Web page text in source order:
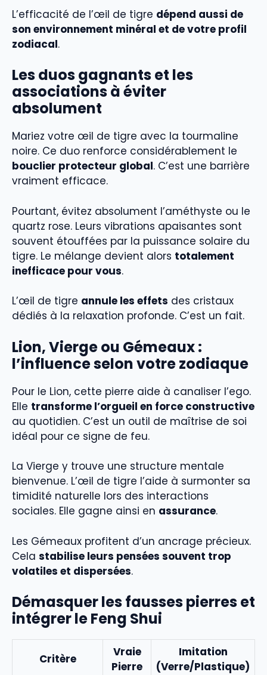
L’efficacité de l’œil de tigre dépend aussi de
son environnement minéral et de votre profil
zodiacal.
Les duos gagnants et les
associations à éviter
absolument
Mariez votre œil de tigre avec la tourmaline
noire. Ce duo renforce considérablement le
bouclier protecteur global. C’est une barrière
vraiment efficace.
Pourtant, évitez absolument l’améthyste ou le
quartz rose. Leurs vibrations apaisantes sont
souvent étouffées par la puissance solaire du
tigre. Le mélange devient alors totalement
inefficace pour vous.
L’œil de tigre annule les effets des cristaux
dédiés à la relaxation profonde. C’est un fait.
Lion, Vierge ou Gémeaux :
l’influence selon votre zodiaque
Pour le Lion, cette pierre aide à canaliser l’ego.
Elle transforme l’orgueil en force constructive
au quotidien. C’est un outil de maîtrise de soi
idéal pour ce signe de feu.
La Vierge y trouve une structure mentale
bienvenue. L’œil de tigre l’aide à surmonter sa
timidité naturelle lors des interactions
sociales. Elle gagne ainsi en assurance.
Les Gémeaux profitent d’un ancrage précieux.
Cela stabilise leurs pensées souvent trop
volatiles et dispersées.
Démasquer les fausses pierres et
intégrer le Feng Shui
Critère
Vraie
Pierre
Imitation
(Verre/Plastique)